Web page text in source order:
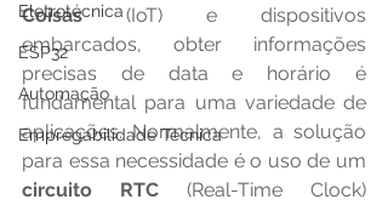
Eletrotécnica
ESP32
Automação
Empregabilidade Técnica
Coisas (IoT) e dispositivos
embarcados, obter informações
precisas de data e horário é
fundamental para uma variedade de
aplicações. Normalmente, a solução
circuito RTC (Real-Time Clock)